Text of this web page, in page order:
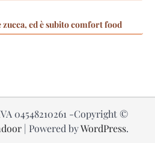
ed è subito comfort food
04548210261 -Copyright ©
| Powered byWordPress.